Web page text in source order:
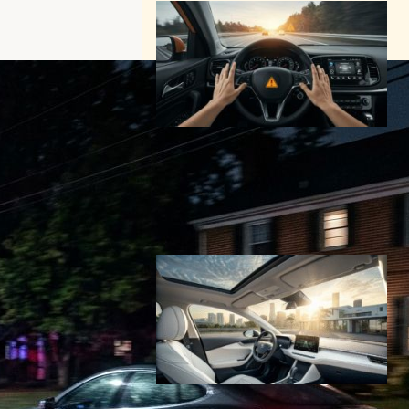
運転支援システムの限界が露
呈｜9分ごとに人間の介入が
必要、テスラ裁判も影響
モビリティーニュース
2025年8月23日7:35
テスラModel Yが完全無人納